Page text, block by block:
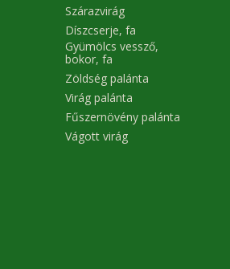
Szárazvirág
Díszcserje, fa
Gyümölcs vessző,
bokor, fa
Zöldség palánta
Virág palánta
Fűszernövény palánta
Vágott virág